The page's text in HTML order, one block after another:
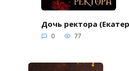
Дочь ректора
0 77